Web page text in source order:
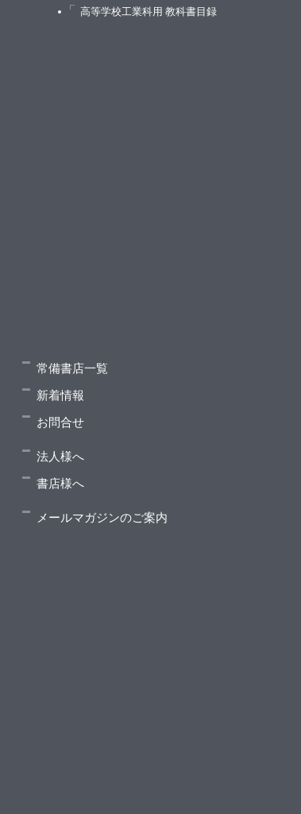
高等学校工業科用 教科書目録
常備書店一覧
新着情報
お問合せ
法人様へ
書店様へ
メールマガジンのご案内